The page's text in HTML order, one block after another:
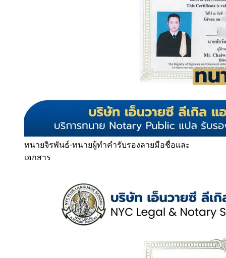
ทนายจิรพันธ์·ทนายผู้ทำคำรับรองลายมือชื่อและ
เอกสาร